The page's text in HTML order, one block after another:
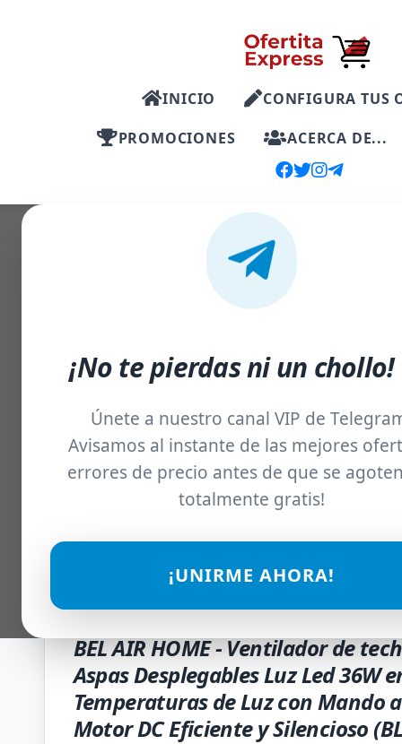
INICIO
CONFIGURA TUS
PROMOCIONES
ACERCA DE...
¡No te pierdas ni un
Únete a nuestro canal VIP de
Avisamos al instante de las mejores
errores de precio antes de que se
totalmente gratis!
¡UNIRME AHORA!
BEL AIR HOME - Ventilador de
Aspas Desplegables Luz Led 36W
Temperaturas de Luz con Mando
Motor DC Eficiente y Silencioso